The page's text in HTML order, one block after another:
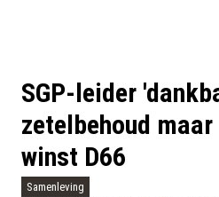
SGP-leider
zetelbehoud
winst D66
Samenleving